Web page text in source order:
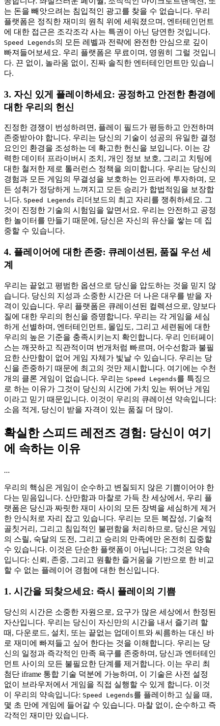
는 돈을 빼앗으려는 침입적인 광고를 찾을 수 없습니다. 우리
플랫폼은 정직한 재미의 원칙 위에 세워졌으며, 엔터테인먼트
에 대한 접근은 조각조각 사는 특권이 아닌 당연한 것입니다.
Speed Legends의 모든 레벨과 전략에 완전한 안심으로 깊이
빠져들어보세요. 우리 플랫폼은 무료이며, 영원히 그럴 것입니
다. 끈 없이, 놀라움 없이, 진짜 솔직한 엔터테인먼트만 있습니
다.
3. 자신 있게 플레이하세요: 공정하고 안전한 환경에
대한 우리의 헌신
진정한 경쟁이 번성하려면, 플레이 필드가 평등하고 안전하며
존중받아야 합니다. 우리는 당신의 기술이 성공의 유일한 결정
요인인 환경을 조성하는 데 확고한 헌신을 보입니다. 이는 강
력한 데이터 프라이버시 조치, 개인 정보 보호, 그리고 치팅에
대한 철저한 제로 톨러런스 정책을 의미합니다. 우리는 당신의
경험과 모든 게임의 무결성을 보호하는 인프라에 투자하며, 모
든 성취가 정당하게 느껴지고 모든 승리가 합법적임을 보장합
니다. Speed Legends 리더보드의 최고 자리를 쟁취하세요. 그
것이 진정한 기술의 시험임을 알면서요. 우리는 안전하고 공정
한 놀이터를 만들기 때문에, 당신은 자신의 유산을 쌓는 데 집
중할 수 있습니다.
4. 플레이어에 대한 존중: 큐레이션된, 품질 우선 세
계
우리는 끝없고 평범한 옵션으로 당신을 압도하는 것을 믿지 않
습니다. 당신의 지성과 소중한 시간은 더 나은 대우를 받을 자
격이 있습니다. 우리 플랫폼은 큐레이션된 컬렉션으로, 양보다
질에 대한 우리의 헌신을 증명합니다. 우리는 각 게임을 세심
하게 선별하며, 엔터테인먼트, 몰입도, 그리고 세련됨에 대한
우리의 높은 기준을 충족시키는지 확인합니다. 우리 인터페이
스는 깨끗하고 직관적이며 번개처럼 빠르며, 어수선함과 불필
요한 산만함이 없어 게임 자체가 빛날 수 있습니다. 우리는 당
신을 존중하기 때문에 최고의 것만 제시합니다. 여기에는 수천
개의 클론 게임이 없습니다. 우리는 Speed Legends를 특징으
로 하는 이유가 그것이 당신의 시간에 가치 있는 뛰어난 게임
이라고 믿기 때문입니다. 이것이 우리의 큐레이션 약속입니다:
소음 적게, 당신이 받을 자격이 있는 품질 더 많이.
확실한 스피드 레전즈 경험: 당신이 여기
에 속하는 이유
...
우리의 핵심은 게임이 순수하고 변질되지 않은 기쁨이어야 한
다는 믿음입니다. 산만함과 마찰로 가득 찬 세상에서, 우리 플
랫폼은 당신과 짜릿한 재미 사이의 모든 장벽을 세심하게 제거
한 안식처로 자리 잡고 있습니다. 우리는 모든 복잡성, 기술적
골칫거리, 그리고 침입적인 불편함을 처리하므로, 당신은 게임
의 스릴, 숙달의 도전, 그리고 승리의 만족에만 온전히 집중할
수 있습니다. 이것은 단순한 플랫폼이 아닙니다; 그것은 약속
입니다: 신뢰, 존중, 그리고 원활한 즐거움을 기반으로 한 비교
할 수 없는 플레이어 경험에 대한 헌신입니다.
1. 시간을 되찾으세요: 즉시 플레이의 기쁨
당신의 시간은 소중한 자원으로, 요구가 많은 세상에서 한정된
자산입니다. 우리는 당신이 자신만의 시간을 내서 즐기려 할
때, 다운로드, 설치, 또는 끝없는 업데이트와 씨름하는 대신 바
로 재미에 빠져들고 싶어 한다는 것을 이해합니다. 우리는 당
신의 일정과 즉각적인 만족 욕구를 존중하며, 당신과 엔터테인
먼트 사이의 모든 불필요한 단계를 제거합니다. 이는 우리 최
첨단 iframe 통합 기술 덕분에 가능하며, 이 기술은 사전 설정
없이 브라우저에서 게임을 직접 실행할 수 있게 합니다. 이것
이 우리의 약속입니다: Speed Legends를 플레이하고 싶을 때,
몇 초 만에 게임에 들어갈 수 있습니다. 마찰 없이, 순수하고 즉
각적인 재미만 있습니다.